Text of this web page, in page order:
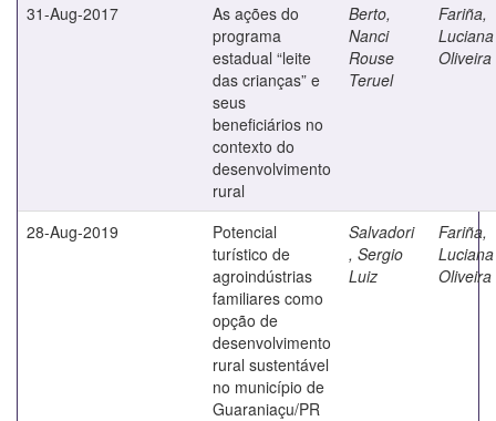
31-Aug-2017
As ações do
programa
estadual “leite
das crianças” e
seus
beneficiários no
contexto do
desenvolvimento
rural
Berto,
Nanci
Rouse
Teruel
Fariña,
Luciana
Oliveira
28-Aug-2019
Potencial
turístico de
agroindústrias
familiares como
opção de
desenvolvimento
rural sustentável
no município de
Guaraniaçu/PR
Salvadori
, Sergio
Luiz
Fariña,
Luciana
Oliveira